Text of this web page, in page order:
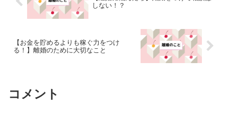
しない！？
【お金を貯めるよりも稼ぐ力をつけ
る！】離婚のために大切なこと
コメント